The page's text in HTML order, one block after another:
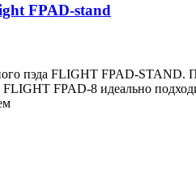
FPAD-stand
пэда FLIGHT FPAD-STAND.
FLIGHT FPAD-8 идеально